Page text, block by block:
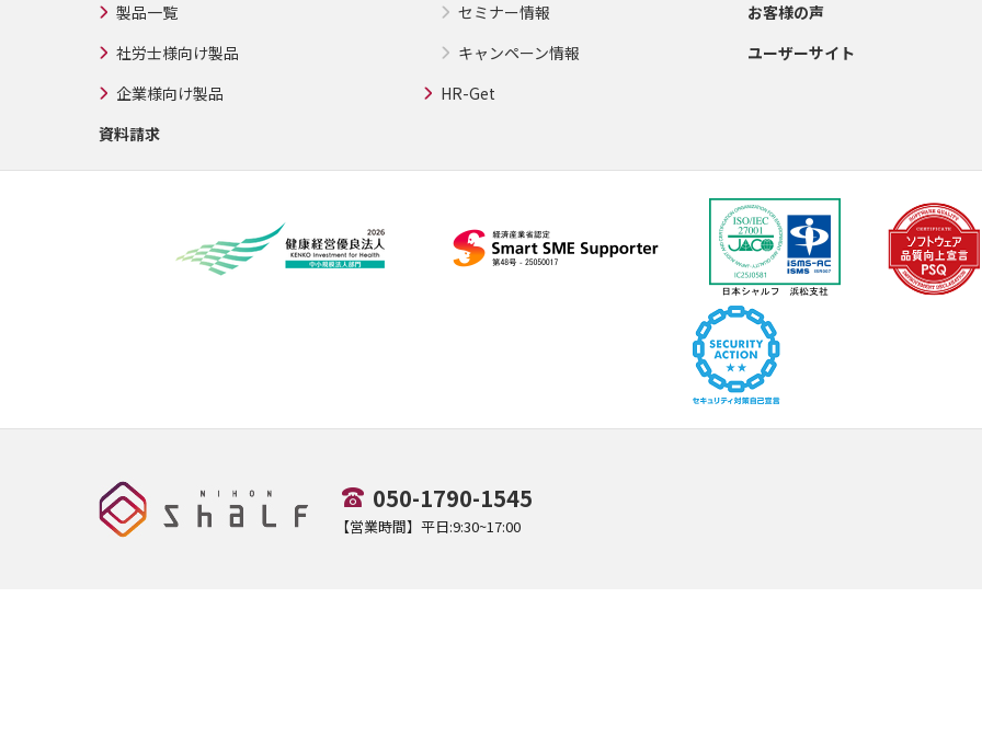
製品一覧
社労士様向け製品
企業様向け製品
資料請求
セミナー情報
キャンペーン情報
HR-Get
お客様の声
ユーザーサイト
050-1790-1545
【営業時間】平日:9:30~17:00